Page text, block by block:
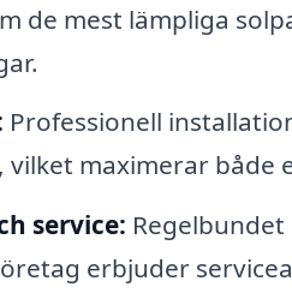
de mest lämpliga
Professionell
vilket maximerar både
service:
erbjuder